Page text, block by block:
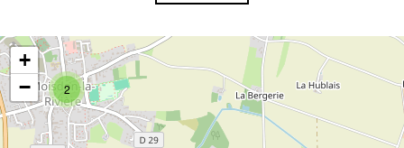
2
+
−